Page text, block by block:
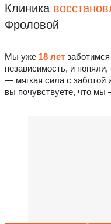
Клиника
Фроловой
Мы уже 18 лет
независимость, и
— мягкая сила с заботой
вы почувствуете, что